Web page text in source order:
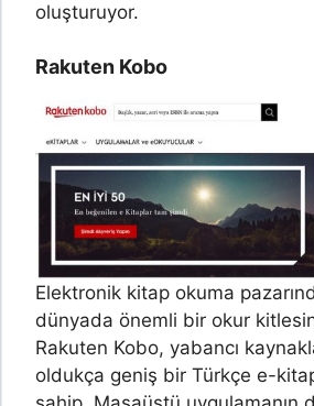
oluşturuyor.
Rakuten Kobo
Elektronik kitap okuma
dünyada önemli bir okur
Rakuten Kobo, yabancı
oldukça geniş bir Türkçe e-